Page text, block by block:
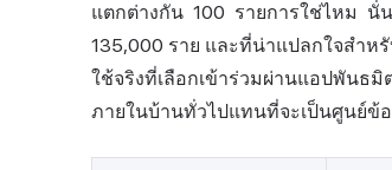
แตกต่างกัน 100 รายการใช่ไหม นั่
135,000 ราย และที่น่าแปลกใจสำห
ใช้จริงที่เลือกเข้าร่วมผ่านแอปพัน
ภายในบ้านทั่วไปแทนที่จะเป็นศูนย์ข้